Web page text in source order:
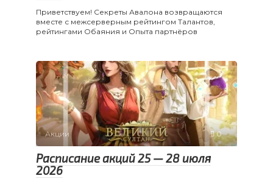
Приветствуем! Секреты Авалона возвращаются
вместе с межсерверным рейтингом Талантов,
рейтингами Обаяния и Опыта партнёров
Акции 0
Расписание акций 25 — 28 июля
2026